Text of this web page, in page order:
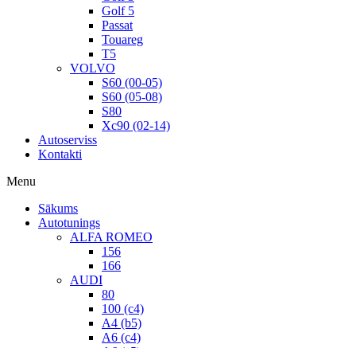
Golf 5
Passat
Touareg
T5
VOLVO
S60 (00-05)
S60 (05-08)
S80
Xc90 (02-14)
Autoserviss
Kontakti
Menu
Sākums
Autotunings
ALFA ROMEO
156
166
AUDI
80
100 (c4)
A4 (b5)
A6 (c4)